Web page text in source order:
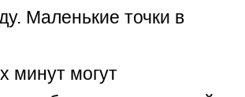
Маленькие точки в
минут могут